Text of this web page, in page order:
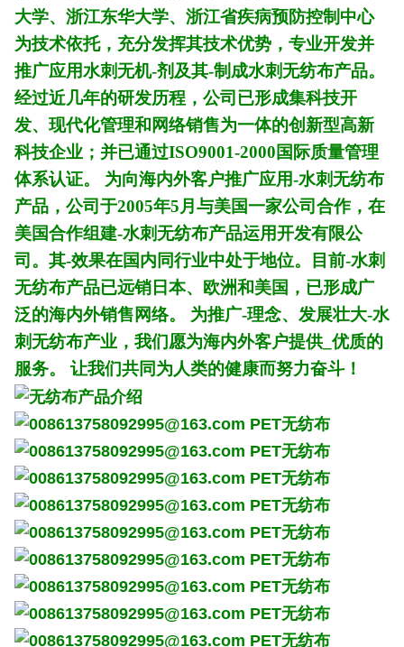
大学、浙江东华大学、浙江省疾病预防控制中心
为技术依托，充分发挥其技术优势，专业开发并
推广应用水刺无机-剂及其-制成水刺无纺布产品。
经过近几年的研发历程，公司已形成集科技开
发、现代化管理和网络销售为一体的创新型高新
科技企业；并已通过ISO9001-2000国际质量管理
体系认证。 为向海内外客户推广应用-水刺无纺布
产品，公司于2005年5月与美国一家公司合作，在
美国合作组建-水刺无纺布产品运用开发有限公
司。其-效果在国内同行业中处于地位。目前-水刺
无纺布产品已远销日本、欧洲和美国，已形成广
泛的海内外销售网络。 为推广-理念、发展壮大-水
刺无纺布产业，我们愿为海内外客户提供_优质的
服务。 让我们共同为人类的健康而努力奋斗！